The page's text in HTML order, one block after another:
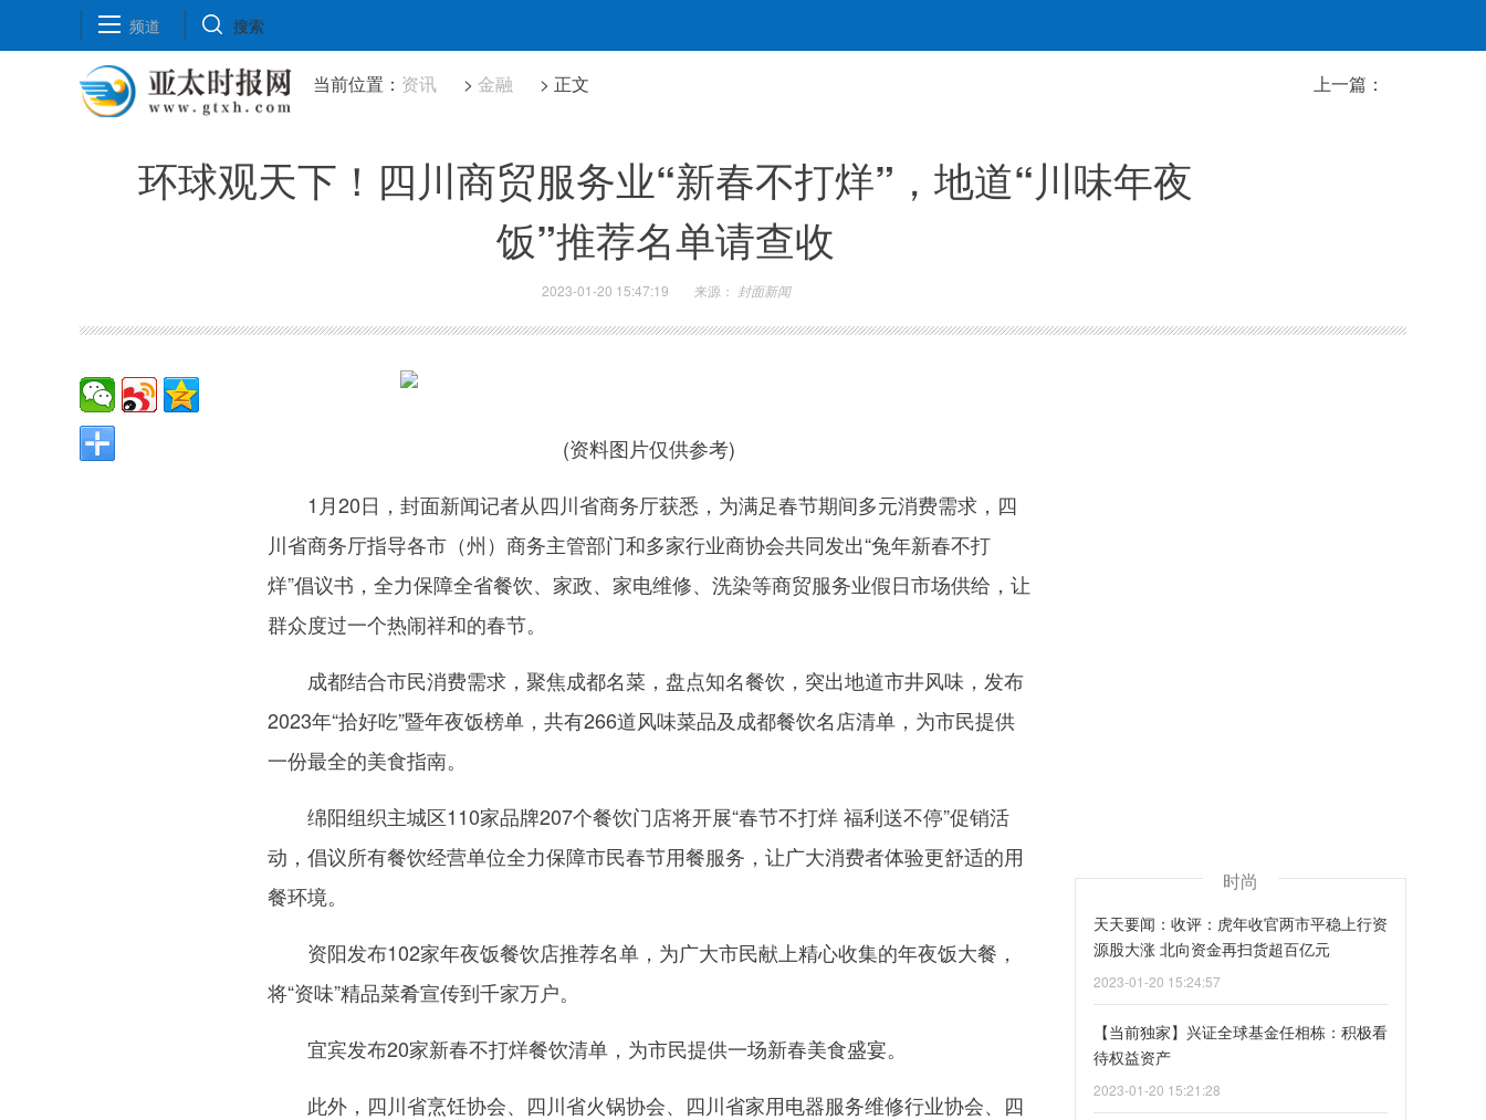
频道 搜索
上一篇：
当前位置： 资讯 > 金融 > 正文
环球观天下！四川商贸服务业“新春不打烊”，地道“川味年夜
饭”推荐名单请查收
2023-01-20 15:47:19 来源： 封面新闻
(资料图片仅供参考)
1月20日，封面新闻记者从四川省商务厅获悉，为满足春节期间多元消费需求，四
川省商务厅指导各市（州）商务主管部门和多家行业商协会共同发出“兔年新春不打
烊”倡议书，全力保障全省餐饮、家政、家电维修、洗染等商贸服务业假日市场供给，让
群众度过一个热闹祥和的春节。
成都结合市民消费需求，聚焦成都名菜，盘点知名餐饮，突出地道市井风味，发布
2023年“拾好吃”暨年夜饭榜单，共有266道风味菜品及成都餐饮名店清单，为市民提供
一份最全的美食指南。
绵阳组织主城区110家品牌207个餐饮门店将开展“春节不打烊 福利送不停”促销活
动，倡议所有餐饮经营单位全力保障市民春节用餐服务，让广大消费者体验更舒适的用
餐环境。
资阳发布102家年夜饭餐饮店推荐名单，为广大市民献上精心收集的年夜饭大餐，
将“资味”精品菜肴宣传到千家万户。
宜宾发布20家新春不打烊餐饮清单，为市民提供一场新春美食盛宴。
此外，四川省烹饪协会、四川省火锅协会、四川省家用电器服务维修行业协会、四
时尚
天天要闻：收评：虎年收官两市平稳上行资
源股大涨 北向资金再扫货超百亿元
2023-01-20 15:24:57
【当前独家】兴证全球基金任相栋：积极看
待权益资产
2023-01-20 15:21:28